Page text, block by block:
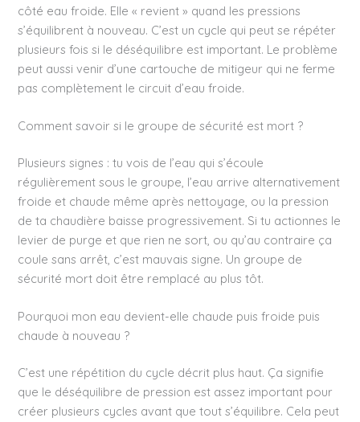
côté eau froide. Elle « revient » quand les pressions
s’équilibrent à nouveau. C’est un cycle qui peut se répéter
plusieurs fois si le déséquilibre est important. Le problème
peut aussi venir d’une cartouche de mitigeur qui ne ferme
pas complètement le circuit d’eau froide.
Comment savoir si le groupe de sécurité est mort ?
Plusieurs signes : tu vois de l’eau qui s’écoule
régulièrement sous le groupe, l’eau arrive alternativement
froide et chaude même après nettoyage, ou la pression
de ta chaudière baisse progressivement. Si tu actionnes le
levier de purge et que rien ne sort, ou qu’au contraire ça
coule sans arrêt, c’est mauvais signe. Un groupe de
sécurité mort doit être remplacé au plus tôt.
Pourquoi mon eau devient-elle chaude puis froide puis
chaude à nouveau ?
C’est une répétition du cycle décrit plus haut. Ça signifie
que le déséquilibre de pression est assez important pour
créer plusieurs cycles avant que tout s’équilibre. Cela peut